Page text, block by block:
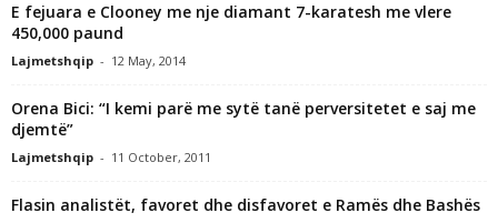
E fejuara e Clooney me nje diamant 7-karatesh me vlere
450,000 paund
Lajmetshqip - 12 May, 2014
Orena Bici: “I kemi parë me sytë tanë perversitetet e saj me
djemtë”
Lajmetshqip - 11 October, 2011
Flasin analistët, favoret dhe disfavoret e Ramës dhe Bashës